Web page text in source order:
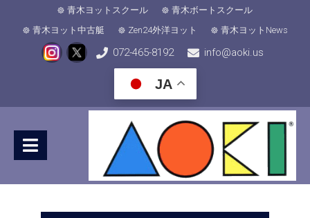
青木ヨットスクール
青木ボートスクール
青木ヨット中古艇
Zen24外洋ヨット 青木ヨットNews
072-465-8192 info@aoki.us
JA